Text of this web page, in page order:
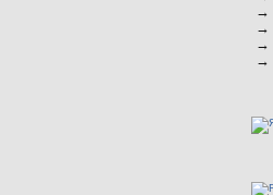
→
→
→
→